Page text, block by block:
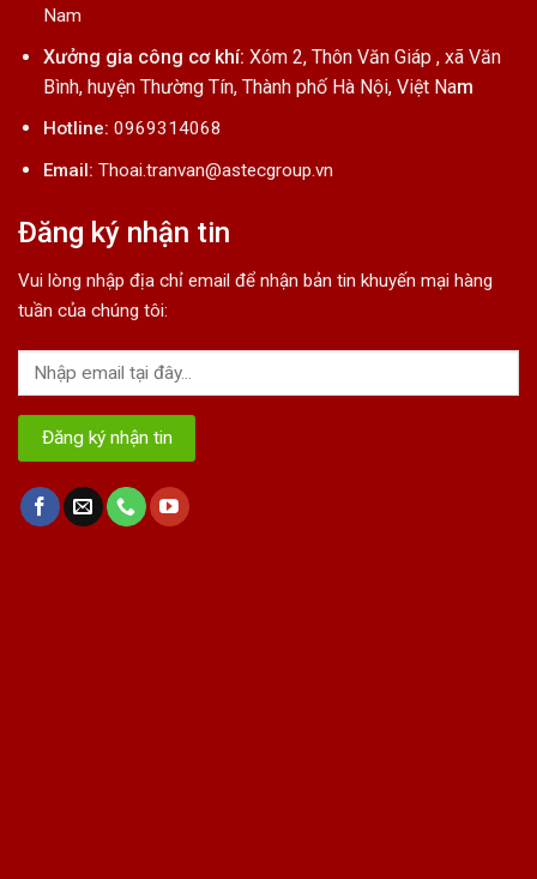
Nam
Xưởng gia công cơ khí: Xóm 2, Thôn Văn Giáp , xã Văn
Bình, huyện Thường Tín, Thành phố Hà Nội, Việt Nam
Hotline: 0969314068
Email: Thoai.tranvan@astecgroup.vn
Đăng ký nhận tin
Vui lòng nhập địa chỉ email để nhận bản tin khuyến mại hàng
tuần của chúng tôi: